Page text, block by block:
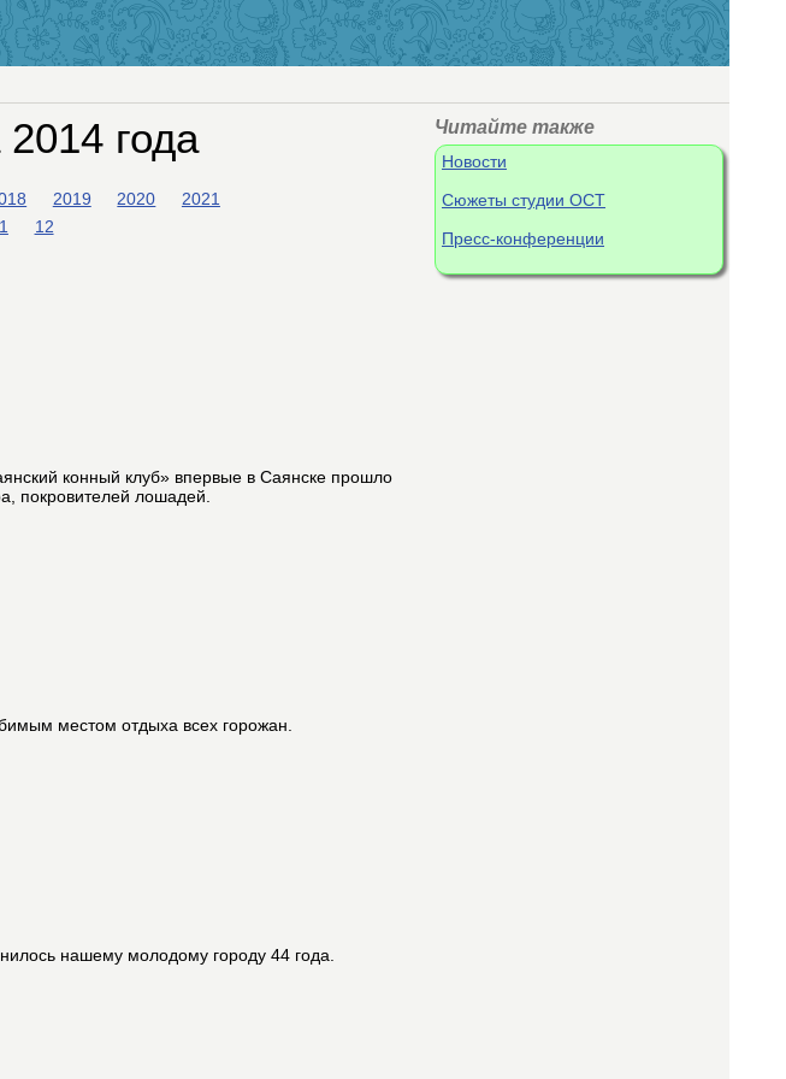
Читайте также
Новости
Сюжеты студии ОСТ
Пресс-конференции
года
2019 2020
2021
12
конный клуб» впервые в Саянске прошло
покровителей лошадей.
местом отдыха всех горожан.
нашему молодому городу 44 года.